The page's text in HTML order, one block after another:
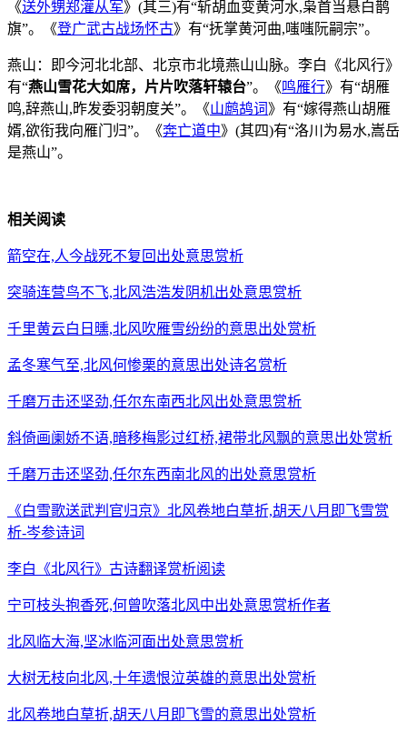
《送外甥郑灌从军》(其三)有“斩胡血变黄河水,枭首当悬白鹊
旗”。《登广武古战场怀古》有“抚掌黄河曲,嗤嗤阮嗣宗”。
燕山：即今河北北部、北京市北境燕山山脉。李白《北风行》
有“燕山雪花大如席，片片吹落轩辕台”。《鸣雁行》有“胡雁
鸣,辞燕山,昨发委羽朝度关”。《山鹧鸪词 》有“嫁得燕山胡雁
婿,欲衔我向雁门归”。《奔亡道中》(其四)有“洛川为易水,嵩岳
是燕山”。
相关阅读
箭空在,人今战死不复回出处意思赏析
突骑连营鸟不飞,北风浩浩发阴机出处意思赏析
千里黄云白日曛,北风吹雁雪纷纷的意思出处赏析
孟冬寒气至,北风何惨栗的意思出处诗名赏析
千磨万击还坚劲,任尔东南西北风出处意思赏析
斜倚画阑娇不语,暗移梅影过红桥,裙带北风飘的意思出处赏析
千磨万击还坚劲,任尔东西南北风的出处意思赏析
《白雪歌送武判官归京》北风卷地白草折,胡天八月即飞雪赏
析-岑参诗词
李白《北风行》古诗翻译赏析阅读
宁可枝头抱香死,何曾吹落北风中出处意思赏析作者
北风临大海,坚冰临河面出处意思赏析
大树无枝向北风,十年遗恨泣英雄的意思出处赏析
北风卷地白草折,胡天八月即飞雪的意思出处赏析